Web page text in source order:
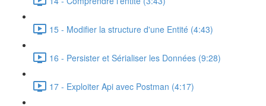
15 - Modifier la structure d'une Entité (4:43)
16 - Persister et Sérialiser les Données (9:28)
17 - Exploiter Api avec Postman (4:17)